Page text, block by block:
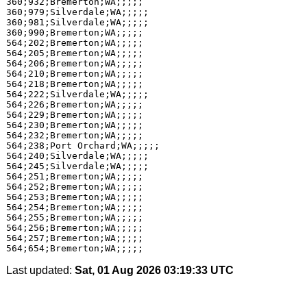
360;979;Silverdale;WA;;;;;
360;981;Silverdale;WA;;;;;
360;990;Bremerton;WA;;;;;
564;202;Bremerton;WA;;;;;
564;205;Bremerton;WA;;;;;
564;206;Bremerton;WA;;;;;
564;210;Bremerton;WA;;;;;
564;218;Bremerton;WA;;;;;
564;222;Silverdale;WA;;;;;
564;226;Bremerton;WA;;;;;
564;229;Bremerton;WA;;;;;
564;230;Bremerton;WA;;;;;
564;232;Bremerton;WA;;;;;
564;238;Port Orchard;WA;;;;;
564;240;Silverdale;WA;;;;;
564;245;Silverdale;WA;;;;;
564;251;Bremerton;WA;;;;;
564;252;Bremerton;WA;;;;;
564;253;Bremerton;WA;;;;;
564;254;Bremerton;WA;;;;;
564;255;Bremerton;WA;;;;;
564;256;Bremerton;WA;;;;;
564;257;Bremerton;WA;;;;;
Last updated: Sat, 01 Aug 2026 03:19:33 UTC